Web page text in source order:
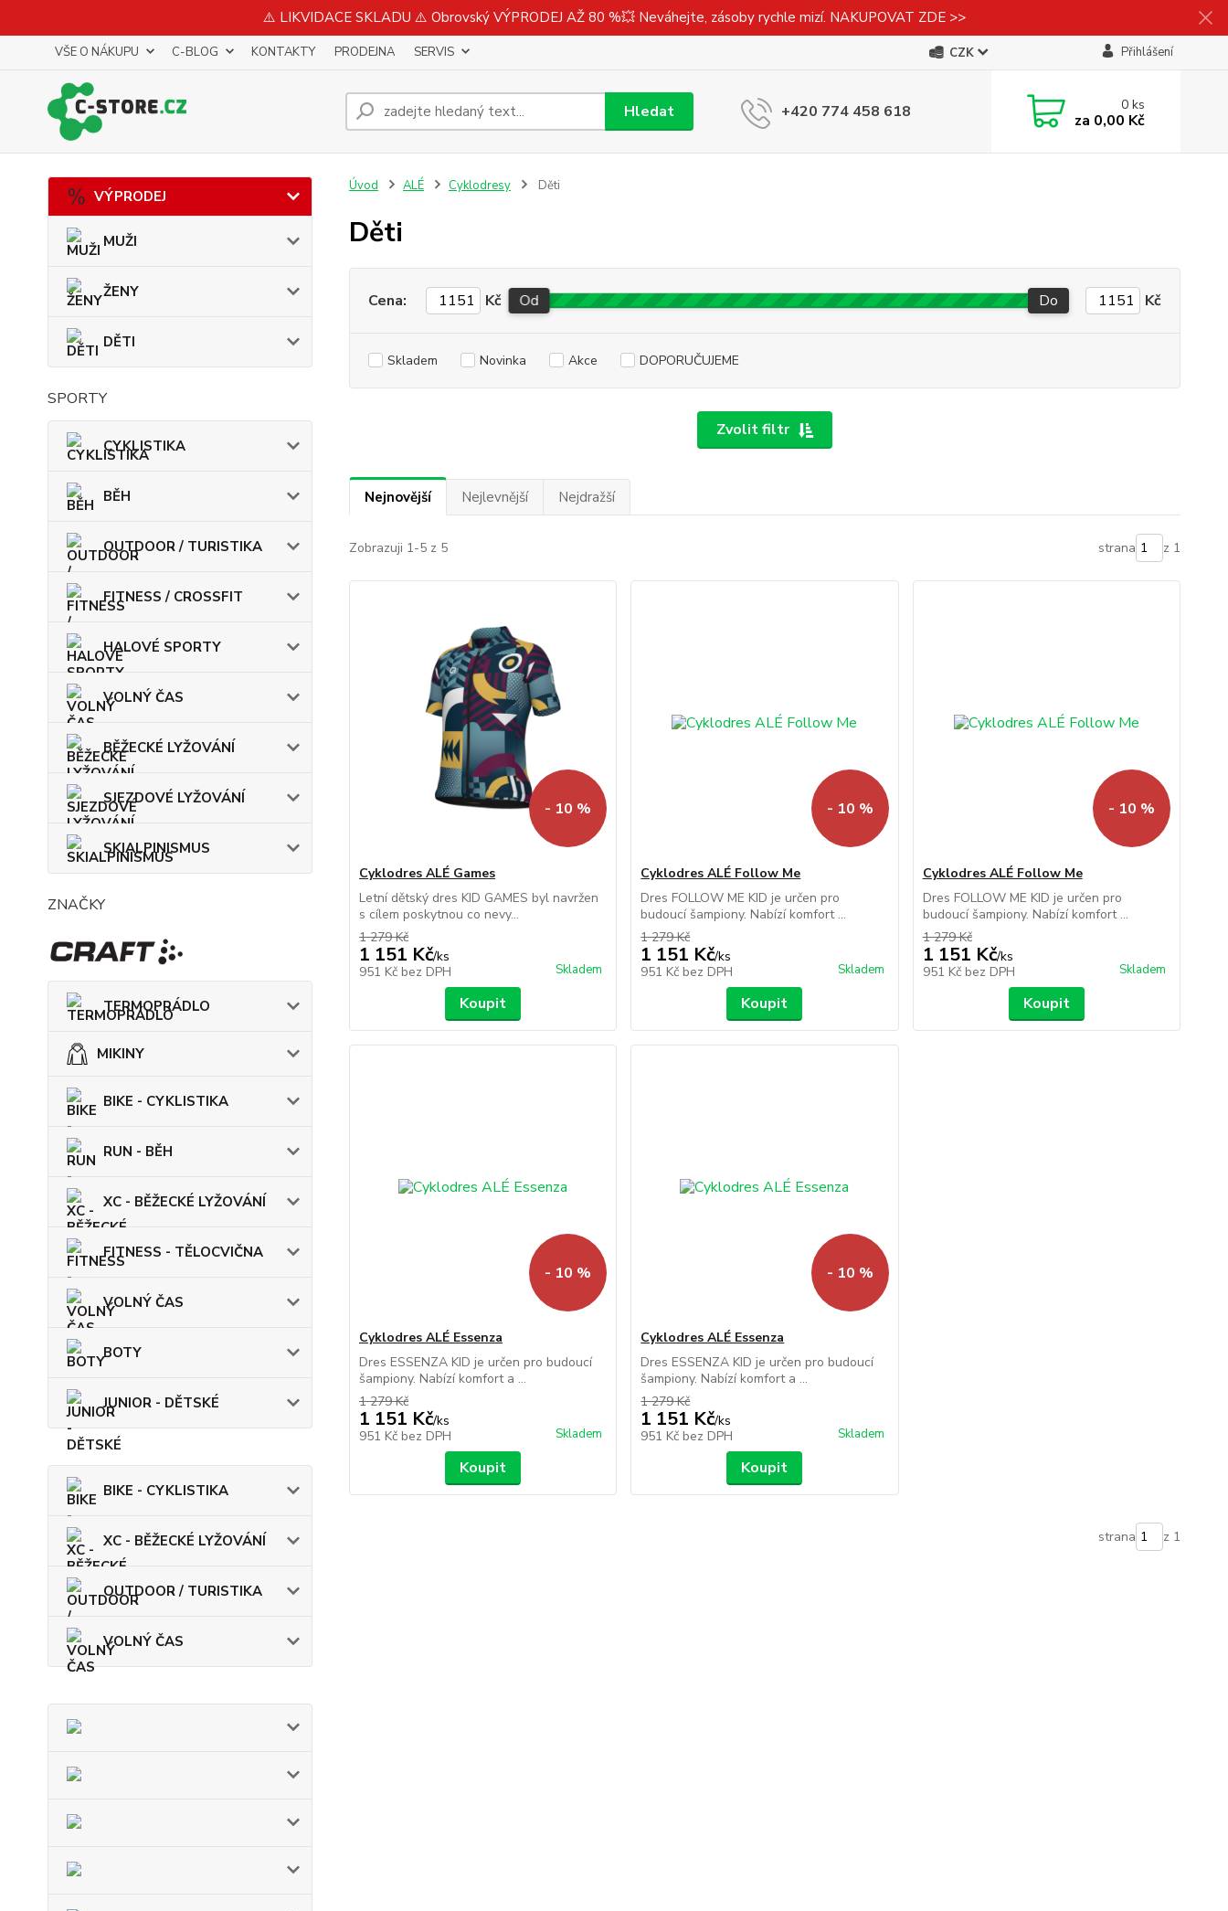
⚠️ LIKVIDACE SKLADU ⚠️ Obrovský VÝPRODEJ AŽ 80 %💥 Neváhejte, zásoby rychle mizí. NAKUPOVAT ZDE >>
VŠE O NÁKUPU C-BLOG KONTAKTY PRODEJNA SERVIS CZK Přihlášení
Hledat +420 774 458 618 0ks
za 0,00 Kč
VÝPRODEJ
MUŽI
ŽENY
DĚTI
SPORTY
CYKLISTIKA
BĚH
OUTDOOR / TURISTIKA
FITNESS / CROSSFIT
HALOVÉ SPORTY
VOLNÝ ČAS
BĚŽECKÉ LYŽOVÁNÍ
SJEZDOVÉ LYŽOVÁNÍ
SKIALPINISMUS
ZNAČKY
TERMOPRÁDLO
MIKINY
BIKE - CYKLISTIKA
RUN - BĚH
XC - BĚŽECKÉ LYŽOVÁNÍ
FITNESS - TĚLOCVIČNA
VOLNÝ ČAS
BOTY
JUNIOR - DĚTSKÉ
BIKE - CYKLISTIKA
XC - BĚŽECKÉ LYŽOVÁNÍ
OUTDOOR / TURISTIKA
VOLNÝ ČAS
Úvod ALÉ Cyklodresy Děti
Děti
Zvolit filtr
Cena: Kč Od Do Kč
Skladem Novinka Akce DOPORUČUJEME
Nejnovější Nejlevnější Nejdražší
Zobrazuji 1-5 z 5 strana z 1
- 10 %
Cyklodres ALÉ Games
Letní dětský dres KID GAMES byl navržen
s cílem poskytnou co nevy...
1 279 Kč
1 151 Kč/ks
951 Kč bez DPH Skladem
Koupit
- 10 %
Cyklodres ALÉ Follow Me
Dres FOLLOW ME KID je určen pro
budoucí šampiony. Nabízí komfort ...
1 279 Kč
1 151 Kč/ks
951 Kč bez DPH Skladem
Koupit
- 10 %
Cyklodres ALÉ Follow Me
Dres FOLLOW ME KID je určen pro
budoucí šampiony. Nabízí komfort ...
1 279 Kč
1 151 Kč/ks
951 Kč bez DPH Skladem
Koupit
- 10 %
Cyklodres ALÉ Essenza
Dres ESSENZA KID je určen pro budoucí
šampiony. Nabízí komfort a ...
1 279 Kč
1 151 Kč/ks
951 Kč bez DPH Skladem
Koupit
- 10 %
Cyklodres ALÉ Essenza
Dres ESSENZA KID je určen pro budoucí
šampiony. Nabízí komfort a ...
1 279 Kč
1 151 Kč/ks
951 Kč bez DPH Skladem
Koupit
strana z 1